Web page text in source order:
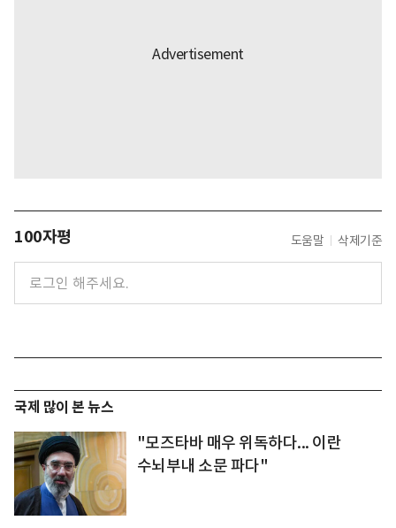
100자평 도움말 삭제기준
국제 많이 본 뉴스
"모즈타바 매우 위독하다... 이란
수뇌부내 소문 파다"